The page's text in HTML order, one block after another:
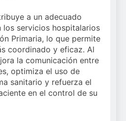
a un adecuado
los servicios hospitalarios
Primaria, lo que permite
coordinado y eficaz. Al
la comunicación entre
optimiza el uso de
sanitario y refuerza el
en el control de su